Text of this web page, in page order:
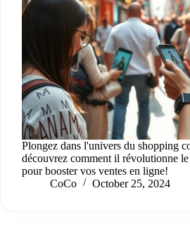
Plongez dans l'univers du shopping
découvrez comment il révolutionne
pour booster vos ventes en ligne!
CoCo
October 25, 2024